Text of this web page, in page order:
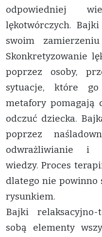
odpowiedniej
lękotwórczych.
swoim
Skonkretyzowanie
poprzez osoby,
sytuacje, które
metafory pomagają
odczuć dziecka.
poprzez
odwrażliwianie i
wiedzy. Proces
dlatego nie powinno
rysunkiem.
Bajki relaksacyjno-
sobą elementy